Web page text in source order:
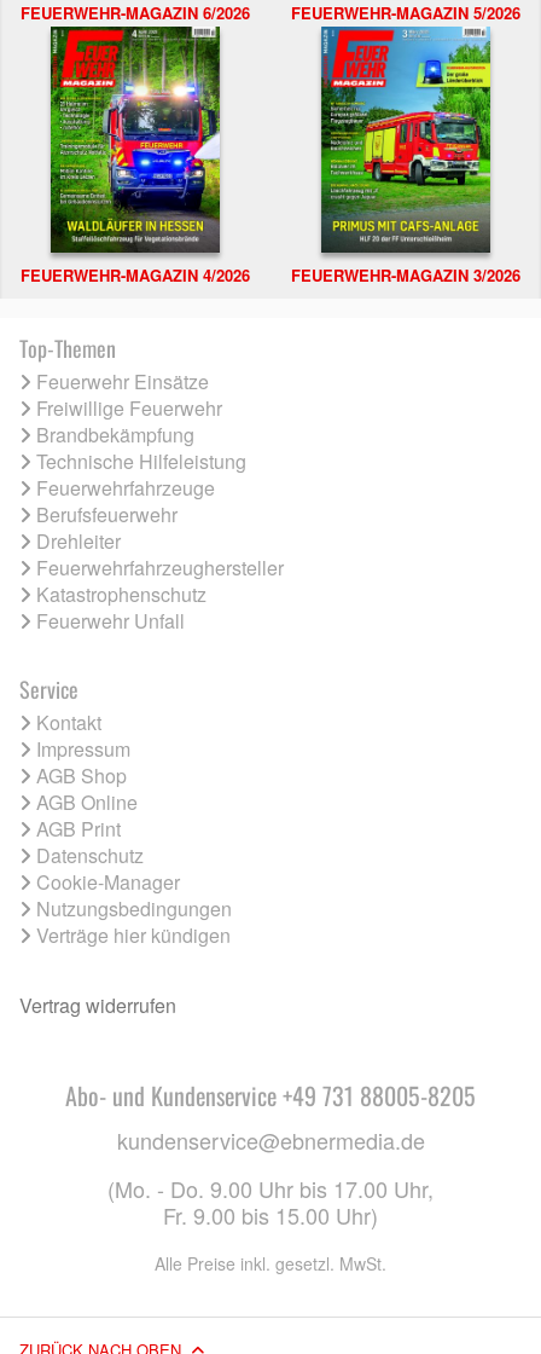
FEUERWEHR-MAGAZIN 6/2026 FEUERWEHR-MAGAZIN 5/2026
FEUERWEHR-MAGAZIN 4/2026 FEUERWEHR-MAGAZIN 3/2026
Top-Themen
Feuerwehr Einsätze
Freiwillige Feuerwehr
Brandbekämpfung
Technische Hilfeleistung
Feuerwehrfahrzeuge
Berufsfeuerwehr
Drehleiter
Feuerwehrfahrzeughersteller
Katastrophenschutz
Feuerwehr Unfall
Service
Kontakt
Impressum
AGB Shop
AGB Online
AGB Print
Datenschutz
Cookie-Manager
Nutzungsbedingungen
Verträge hier kündigen
Vertrag widerrufen
Abo- und Kundenservice +49 731 88005-8205
kundenservice@ebnermedia.de
(Mo. - Do. 9.00 Uhr bis 17.00 Uhr,
Fr. 9.00 bis 15.00 Uhr)
Alle Preise inkl. gesetzl. MwSt.